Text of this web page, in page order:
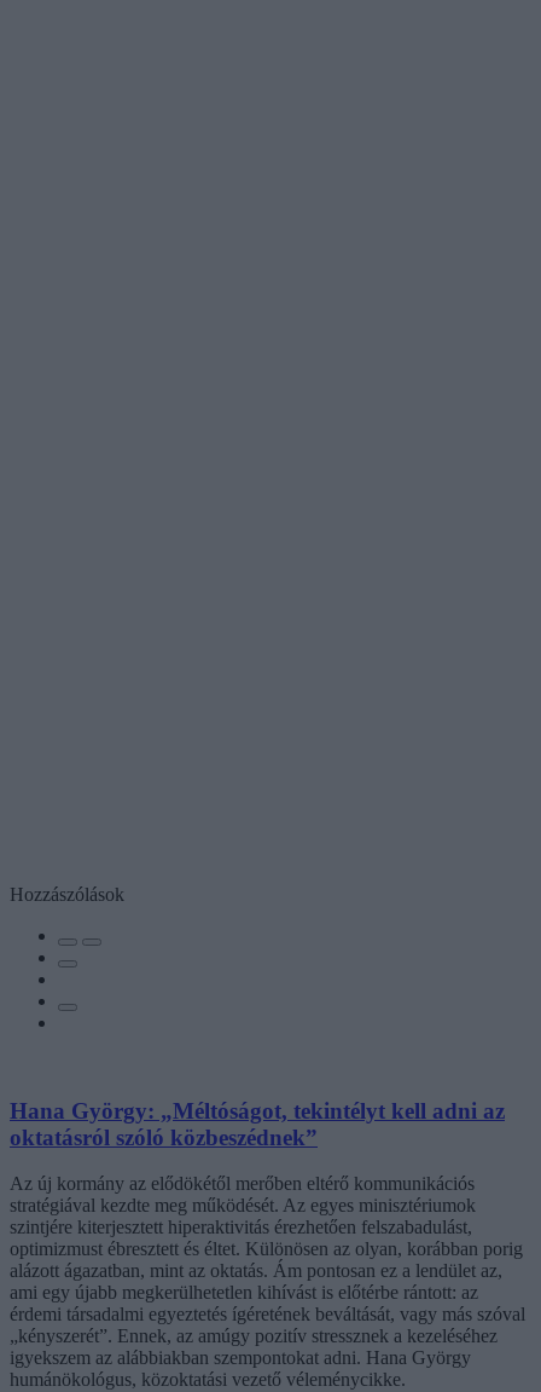
Hozzászólások
Hana György: „Méltóságot, tekintélyt kell adni az
oktatásról szóló közbeszédnek”
Az új kormány az elődökétől merőben eltérő kommunikációs
stratégiával kezdte meg működését. Az egyes minisztériumok
szintjére kiterjesztett hiperaktivitás érezhetően felszabadulást,
optimizmust ébresztett és éltet. Különösen az olyan, korábban porig
alázott ágazatban, mint az oktatás. Ám pontosan ez a lendület az,
ami egy újabb megkerülhetetlen kihívást is előtérbe rántott: az
érdemi társadalmi egyeztetés ígéretének beváltását, vagy más szóval
„kényszerét”. Ennek, az amúgy pozitív stressznek a kezeléséhez
igyekszem az alábbiakban szempontokat adni. Hana György
humánökológus, közoktatási vezető véleménycikke.